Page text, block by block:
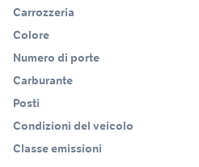
Carrozzeria
Colore
Numero di porte
Carburante
Posti
Condizioni del veicolo
Classe emissioni